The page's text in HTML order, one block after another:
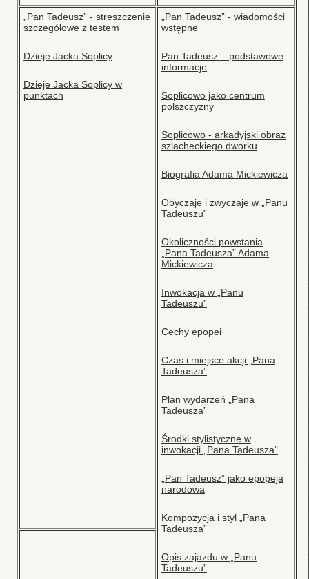
„Pan Tadeusz” - streszczenie
szczegółowe z testem
Dzieje Jacka Soplicy
Dzieje Jacka Soplicy w
punktach
„Pan Tadeusz” - wiadomości
wstępne
Pan Tadeusz – podstawowe
informacje
Soplicowo jako centrum
polszczyzny
Soplicowo - arkadyjski obraz
szlacheckiego dworku
Biografia Adama Mickiewicza
Obyczaje i zwyczaje w „Panu
Tadeuszu”
Okoliczności powstania
„Pana Tadeusza” Adama
Mickiewicza
Inwokacja w „Panu
Tadeuszu”
Cechy epopei
Czas i miejsce akcji „Pana
Tadeusza”
Plan wydarzeń „Pana
Tadeusza”
Środki stylistyczne w
inwokacji „Pana Tadeusza”
„Pan Tadeusz” jako epopeja
narodowa
Kompozycja i styl „Pana
Tadeusza”
Opis zajazdu w „Panu
Tadeuszu”